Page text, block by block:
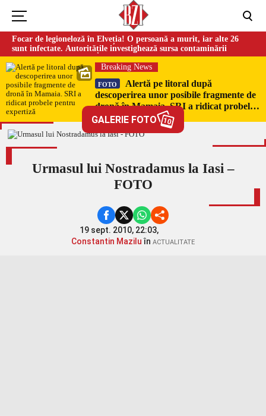
Focar de legioneloză în Elveția! O persoană a murit, iar alte 26
sunt infectate. Autoritățile investighează sursa contaminării
Breaking News
FOTO
Alertă pe litoral după
descoperirea unor posibile fragmente de
dronă în Mamaia. SRI a ridicat probele
pentru expertiză
GALERIE FOTO 10
Urmasul lui Nostradamus la Iasi –
FOTO
19 sept. 2010, 22:03,
Constantin Maziluîn ACTUALITATE